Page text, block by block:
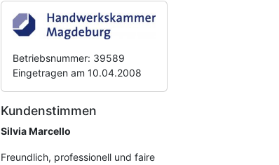
Betriebsnummer: 39589
Eingetragen am 10.04.2008
Kundenstimmen
Silvia Marcello
Freundlich, professionell und faire